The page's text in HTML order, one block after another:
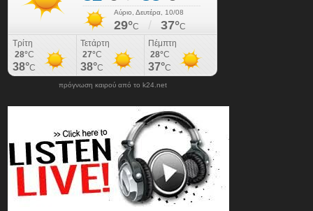
πρόγνωση καιρού από το k24.net